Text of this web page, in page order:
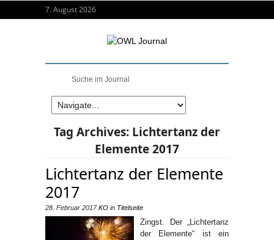
7. August 2026
Tag Archives: Lichtertanz der
Elemente 2017
Lichtertanz der Elemente
2017
28. Februar 2017 KO in Titelseite
Zingst. Der „Lichtertanz
der Elemente“ ist ein